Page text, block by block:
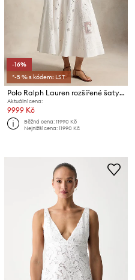
-16%
*-5 % s kódem: LST
Polo Ralph Lauren rozšířené šaty prolamované
Aktuální cena:
9999 Kč
Běžná cena:11990 Kč
Nejnižší cena:11990 Kč